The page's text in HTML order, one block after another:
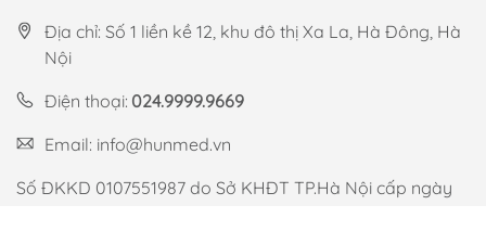
Địa chỉ: Số 1 liền kề 12, khu đô thị Xa La, Hà Đông, Hà
Nội
Điện thoại: 024.9999.9669
Email: info@hunmed.vn
Số ĐKKD 0107551987 do Sở KHĐT TP.Hà Nội cấp ngày